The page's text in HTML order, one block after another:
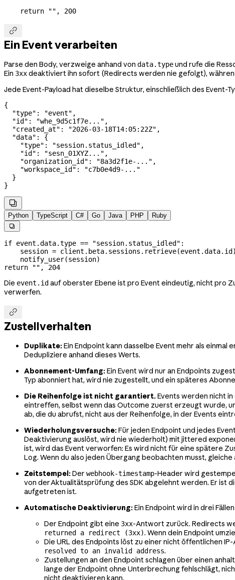
    return
"" , 200

Ein Event verarbeiten
Parse den Body, verzweige anhand von data.typeund rufe die
Ein 3xxdeaktiviert ihn sofort (Redirects werden nie gefolgt),
Jede Event-Payload hat dieselbe Struktur, einschließlich des
{
  "type"
: "event" ,
  "id"
: "whe_9d5c1f7e..." ,
  "created_at"
: "2026-03-18T14:05:22Z" ,
  "data"
: {
    "type"
: "session.status_idled" ,
    "id"
: "sesn_01XYZ..." ,
    "organization_id"
: "8a3d2f1e-..." ,
    "workspace_id"
:
"c7b0e4d9-..."
  }
}

Python TypeScript C# Go Java PHP Ruby

if event.data.type == "session.status_idled" :
    session
= client.beta.sessions.retrieve(event.data.id)
    notify_user(session)
return "" , 204
Die event.id auf oberster Ebene ist pro Event eindeutig, nicht pro
verwerfen.

Zustellverhalten
Duplikate:Ein Endpoint kann dasselbe Event mehr als
Dedupliziere anhand dieses Werts.
Abonnement-Umfang:Ein Event wird nur an Endpoints
Typ abonniert hat, wird nie zugestellt, und ein späteres
Die Reihenfolge ist nicht garantiert.Events werden nicht
eintreffen, selbst wenn das Outcome zuerst erzeugt wurde,
ab, die du abrufst, nicht aus der Reihenfolge, in der Events
Wiederholungsversuche:Für jeden Endpoint und jedes
Deaktivierung auslöst, wird nie wiederholt) mit jittered
ist, wird das Event verworfen: Es wird nicht für eine spätere
Log. Wenn du also jeden Übergang beobachten musst,
Zeitstempel:Der webhook-timestamp-Header wird
von der Aktualitätsprüfung des SDK abgelehnt werden. Er ist
aufgetreten ist.
Automatische Deaktivierung:Ein Endpoint wird in drei
Der Endpoint gibt eine 3xx-Antwort zurück. Redirects
returned a redirect (3xx). Wenn dein Endpoint
Die URL des Endpoints löst zu einer nicht öffentlichen
resolved to an invalid address.
Zustellungen an den Endpoint schlagen über einen
lange der Endpoint ohne Unterbrechung fehlschlägt,
nicht deaktivieren kann.